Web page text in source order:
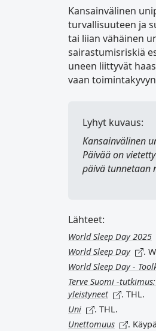
Kansainvälinen
turvallisuuteen ja
tai liian vähäinen
sairastumisriskiä
uneen liittyvät
vaan
Lyhyt kuvaus:
Kansainvälinen
Päivää on
päivä tunnetaan
Lähteet:
World Sleep Day 2025
World Sleep Day
.
World Sleep Day -
Terve Suomi -
yleistyneet
. THL.
Uni
. THL.
Unettomuus
.